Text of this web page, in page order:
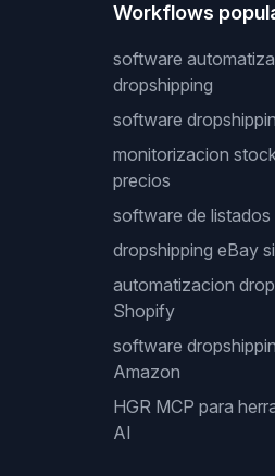
Workflows
software
dropshipping
software
monitorizacion
precios
software de listados
dropshipping eBay
automatizacion
Shopify
software
Amazon
HGR MCP para
AI